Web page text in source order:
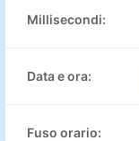
Millisecondi:
Data e ora:
Fuso orario: